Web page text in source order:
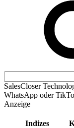
SalesCloser
WhatsApp oder
Anzeige
Indizes